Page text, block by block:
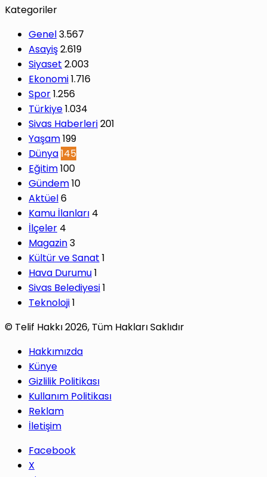
Kategoriler
Genel3.567
Asayiş2.619
Siyaset 2.003
Ekonomi1.716
Spor1.256
Türkiye1.034
Sivas Haberleri201
Yaşam199
Dünya145
Eğitim100
Gündem10
Aktüel6
Kamu İlanları 4
İlçeler 4
Magazin3
Kültür ve Sanat 1
Hava Durumu1
Sivas Belediyesi1
Teknoloji1
© Telif Hakkı 2026, Tüm Hakları Saklıdır
Hakkımızda
Künye
Gizlilik Politikası
Kullanım Politikası
Reklam
İletişim
Facebook
X